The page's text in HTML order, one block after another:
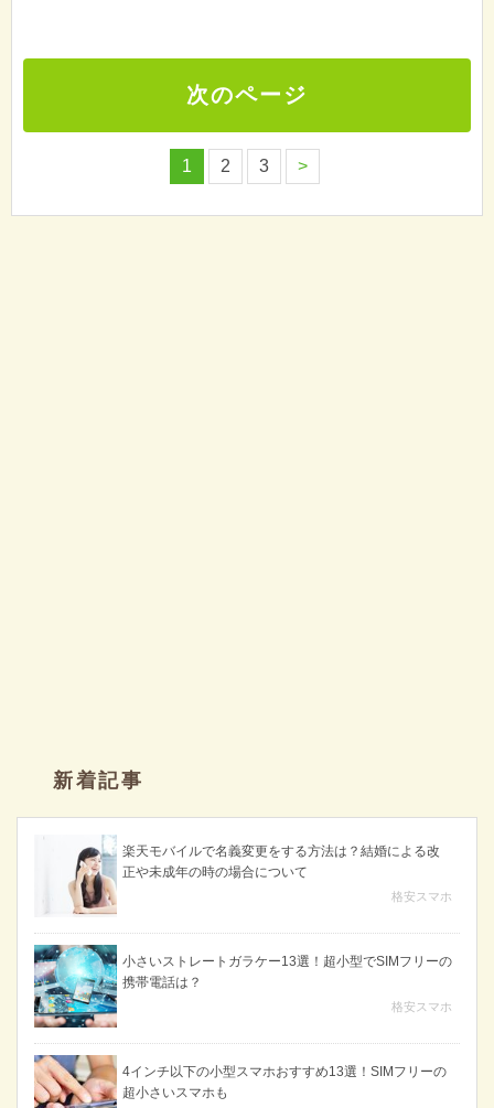
次のページ
1 2 3 >
新着記事
楽天モバイルで名義変更をする方法は？結婚による改
正や未成年の時の場合について
格安スマホ
小さいストレートガラケー13選！超小型でSIMフリーの
携帯電話は？
格安スマホ
4インチ以下の小型スマホおすすめ13選！SIMフリーの
超小さいスマホも